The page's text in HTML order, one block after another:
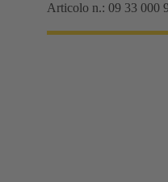
Articolo n.: 09 33 000